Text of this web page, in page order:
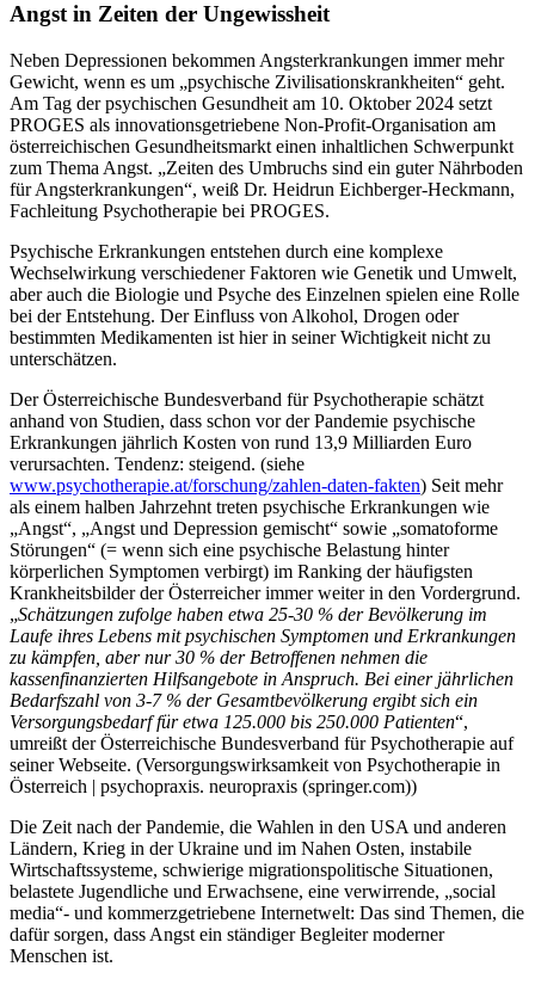
Angst in Zeiten der Ungewissheit
Neben Depressionen bekommen Angsterkrankungen immer mehr
Gewicht, wenn es um „psychische Zivilisationskrankheiten“ geht.
Am Tag der psychischen Gesundheit am 10. Oktober 2024 setzt
PROGES als innovationsgetriebene Non-Profit-Organisation am
österreichischen Gesundheitsmarkt einen inhaltlichen Schwerpunkt
zum Thema Angst. „Zeiten des Umbruchs sind ein guter Nährboden
für Angsterkrankungen“, weiß Dr. Heidrun Eichberger-Heckmann,
Fachleitung Psychotherapie bei PROGES.
Psychische Erkrankungen entstehen durch eine komplexe
Wechselwirkung verschiedener Faktoren wie Genetik und Umwelt,
aber auch die Biologie und Psyche des Einzelnen spielen eine Rolle
bei der Entstehung. Der Einfluss von Alkohol, Drogen oder
bestimmten Medikamenten ist hier in seiner Wichtigkeit nicht zu
unterschätzen.
Der Österreichische Bundesverband für Psychotherapie schätzt
anhand von Studien, dass schon vor der Pandemie psychische
Erkrankungen jährlich Kosten von rund 13,9 Milliarden Euro
verursachten. Tendenz: steigend. (siehe
www.psychotherapie.at/forschung/zahlen-daten-fakten) Seit mehr
als einem halben Jahrzehnt treten psychische Erkrankungen wie
„Angst“, „Angst und Depression gemischt“ sowie „somatoforme
Störungen“ (= wenn sich eine psychische Belastung hinter
körperlichen Symptomen verbirgt) im Ranking der häufigsten
Krankheitsbilder der Österreicher immer weiter in den Vordergrund.
„Schätzungen zufolge haben etwa 25-30 % der Bevölkerung im
Laufe ihres Lebens mit psychischen Symptomen und Erkrankungen
zu kämpfen, aber nur 30 % der Betroffenen nehmen die
kassenfinanzierten Hilfsangebote in Anspruch. Bei einer jährlichen
Bedarfszahl von 3-7 % der Gesamtbevölkerung ergibt sich ein
Versorgungsbedarf für etwa 125.000 bis 250.000 Patienten“,
umreißt der Österreichische Bundesverband für Psychotherapie auf
seiner Webseite. (Versorgungswirksamkeit von Psychotherapie in
Österreich | psychopraxis. neuropraxis (springer.com))
Die Zeit nach der Pandemie, die Wahlen in den USA und anderen
Ländern, Krieg in der Ukraine und im Nahen Osten, instabile
Wirtschaftssysteme, schwierige migrationspolitische Situationen,
belastete Jugendliche und Erwachsene, eine verwirrende, „social
media“- und kommerzgetriebene Internetwelt: Das sind Themen, die
dafür sorgen, dass Angst ein ständiger Begleiter moderner
Menschen ist.